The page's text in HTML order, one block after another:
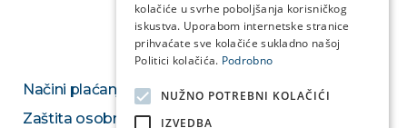
Načini plaćanja
Zaštita osobnih podataka
kolačiće u svrhe poboljšanja korisničkog
iskustva. Uporabom internetske stranice
prihvaćate sve kolačiće sukladno našoj
Politici kolačića. Podrobno
NUŽNO POTREBNI KOLAČIĆI
IZVEDBA